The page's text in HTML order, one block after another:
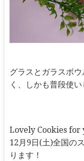
グラスとガラスボ
く、しかも普段使
Lovely Cookies for
12月9日(土)全国の
ります！